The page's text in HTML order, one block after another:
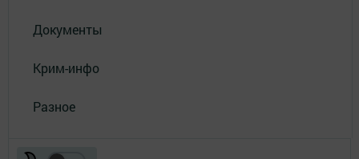
Документы
Крим-инфо
Разное